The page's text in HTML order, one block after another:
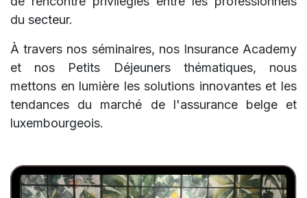
du secteur.
À travers nos séminaires, nos Insurance Academy
et nos Petits Déjeuners thématiques, nous
mettons en lumière les solutions innovantes et les
tendances du marché de l'assurance belge et
luxembourgeois.